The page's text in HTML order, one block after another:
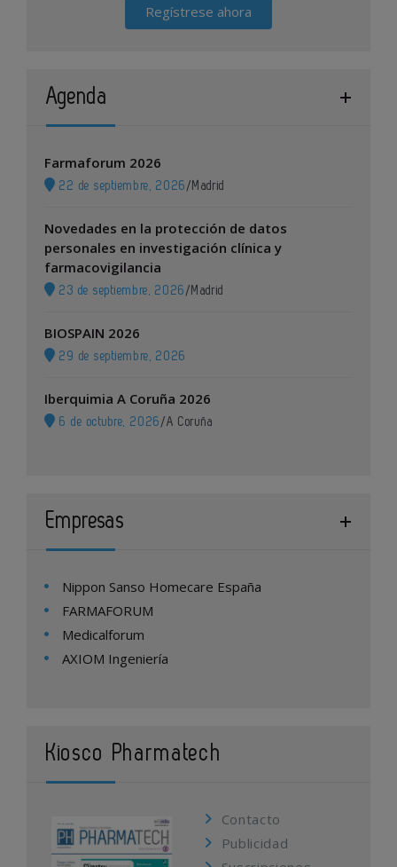
Regístrese ahora
Agenda
Farmaforum 2026
22 de septiembre, 2026 / Madrid
Novedades en la protección de datos
personales en investigación clínica y
farmacovigilancia
23 de septiembre, 2026 / Madrid
BIOSPAIN 2026
29 de septiembre, 2026
Iberquimia A Coruña 2026
6 de octubre, 2026 /A Coruña
Empresas
Nippon Sanso Homecare España
FARMAFORUM
Medicalforum
AXIOM Ingeniería
Kiosco Pharmatech
Contacto
Publicidad